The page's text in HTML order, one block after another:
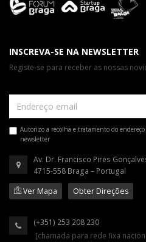
INSCREVA-SE NA NEWSLETTER
Registe-se para receber as nossas
Autorizo a recolha e tratamento do
newsletter
Av. Dr. Francisco Pires
4715-558 Braga – Portugal
Ver Mapa
Obter Direções
(+351) 253 208 230
[chamada para rede fixa